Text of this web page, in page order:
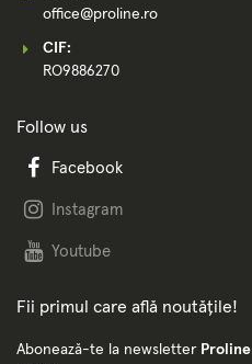
office@proline.ro
CIF:
RO9886270
Follow us
Facebook
Instagram
Youtube
Fii primul care află noutățile!
Abonează-te la newsletter Proline